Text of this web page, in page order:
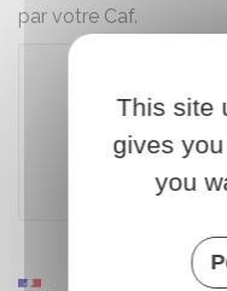
par votre Caf.
Caisse
This site
gives
you